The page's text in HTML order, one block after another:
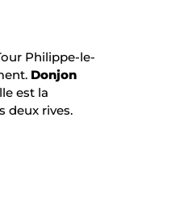
Philippe-le-
Donjon
est la
deux rives.